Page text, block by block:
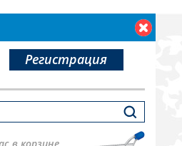
Регистрация